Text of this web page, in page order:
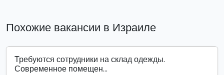
Похожие вакансии в Израиле
Требуются сотрудники на склад одежды.
Современное помещен...